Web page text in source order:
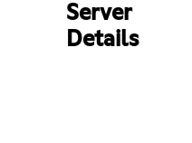
Server
Details